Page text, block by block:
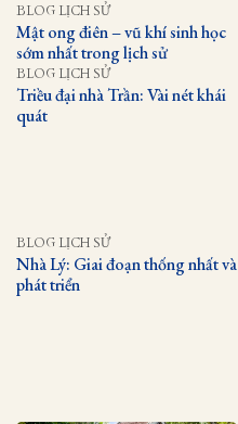
BLOG LỊCH SỬ
Mật ong điên – vũ khí sinh học
sớm nhất trong lịch sử
BLOG LỊCH SỬ
Triều đại nhà Trần: Vài nét khái
quát
BLOG LỊCH SỬ
Nhà Lý: Giai đoạn thống nhất và
phát triển